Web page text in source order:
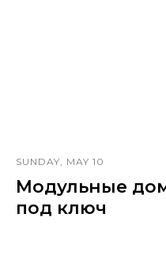
SUNDAY, MAY 10
Модульные
под ключ